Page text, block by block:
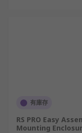
有庫存
RS PRO Easy
Mounting